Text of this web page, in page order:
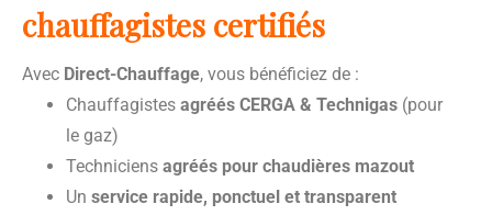
chauffagistes certifiés
Avec Direct-Chauffage, vous bénéficiez de :
Chauffagistes agréés CERGA & Technigas (pour
le gaz)
Techniciens agréés pour chaudières mazout
Un service rapide, ponctuel et transparent